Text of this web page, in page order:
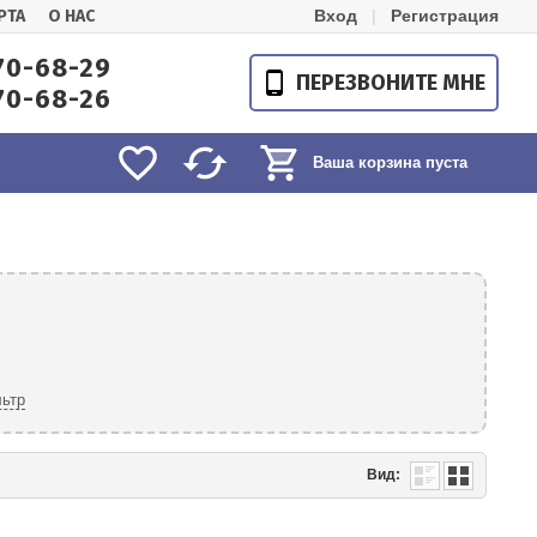
О НАС Вход | Регистрация
68-29
68-26
ПЕРЕЗВОНИТЕ МНЕ
Ваша корзина пуста
Вид: